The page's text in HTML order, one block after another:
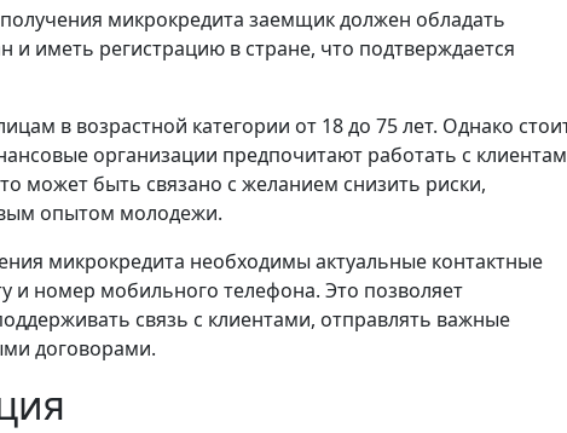
микрокредита заемщик должен обладать
и иметь регистрацию в стране, что подтверждается
в возрастной категории от 18 до 75 лет. Однако
организации предпочитают работать с
может быть связано с желанием снизить риски,
опытом молодежи.
микрокредита необходимы актуальные контактные
и номер мобильного телефона. Это позволяет
связь с клиентами, отправлять важные
договорами.